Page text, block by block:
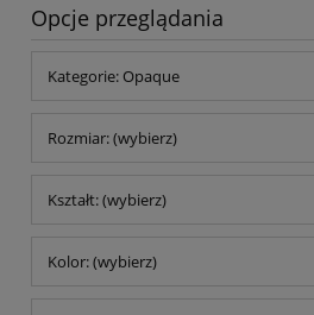
Opcje przeglądania
Kategorie: Opaque
Rozmiar: (wybierz)
Kształt: (wybierz)
Kolor: (wybierz)